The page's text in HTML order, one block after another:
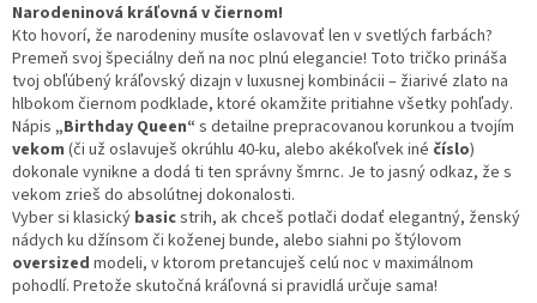
Narodeninová kráľovná v čiernom!
Kto hovorí, že narodeniny musíte oslavovať len v svetlých farbách?
Premeň svoj špeciálny deň na noc plnú elegancie! Toto tričko prináša
tvoj obľúbený kráľovský dizajn v luxusnej kombinácii – žiarivé zlato na
hlbokom čiernom podklade, ktoré okamžite pritiahne všetky pohľady.
Nápis „Birthday Queen“ s detailne prepracovanou korunkou a tvojím
vekom (či už oslavuješ okrúhlu 40-ku, alebo akékoľvek iné číslo)
dokonale vynikne a dodá ti ten správny šmrnc. Je to jasný odkaz, že s
vekom zrieš do absolútnej dokonalosti.
Vyber si klasický basicstrih, ak chceš potlači dodať elegantný, ženský
nádych ku džínsom či koženej bunde, alebo siahni po štýlovom
oversized modeli, v ktorom pretancuješ celú noc v maximálnom
pohodlí. Pretože skutočná kráľovná si pravidlá určuje sama!